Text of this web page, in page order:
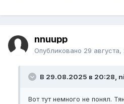
nnuupp
Опубликовано 29 августа,
В 29.08.2025 в 20:28,
Вот тут немного не понял.